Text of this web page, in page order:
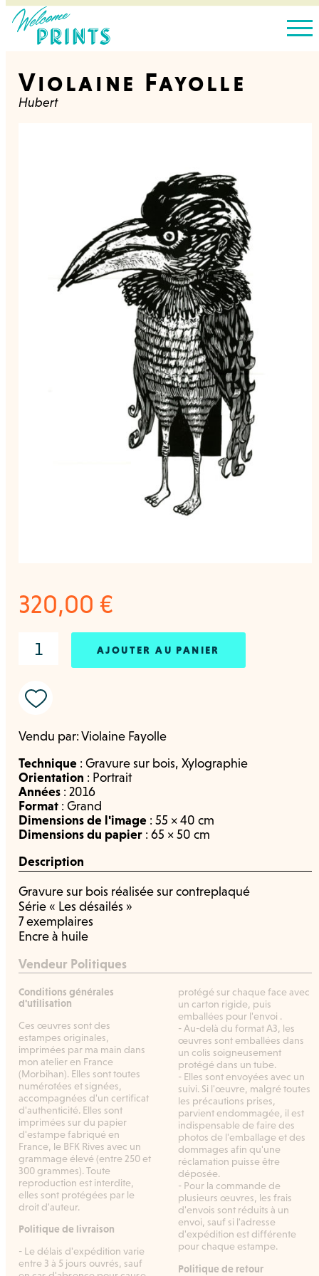
Violaine Fayolle
Hubert
320,00 €
AJOUTER AU PANIER
Vendu par: Violaine Fayolle
Années : 2016
Format : Grand
Technique : Gravure sur bois, Xylographie
Orientation : Portrait
Dimensions de l'image : 55 × 40 cm
Dimensions du papier : 65 × 50 cm
Description
Gravure sur bois réalisée sur contreplaqué
Série « Les désailés »
7 exemplaires
Encre à huile
Vendeur Politiques
Conditions générales
d'utilisation
Ces œuvres sont des
estampes originales,
imprimées par ma main dans
mon atelier en France
(Morbihan). Elles sont toutes
numérotées et signées,
accompagnées d'un certificat
d'authenticité. Elles sont
imprimées sur du papier
d'estampe fabriqué en
France, le BFK Rives avec un
grammage élevé (entre 250 et
300 grammes). Toute
reproduction est interdite,
elles sont protégées par le
droit d'auteur.
Politique de livraison
- Le délais d'expédition varie
entre 3 à 5 jours ouvrés, sauf
protégé sur chaque face avec
un carton rigide, puis
emballées pour l'envoi .
- Au-delà du format A3, les
œuvres sont emballées dans
un colis soigneusement
protégé dans un tube.
- Elles sont envoyées avec un
suivi. Si l'œuvre, malgré toutes
les précautions prises,
parvient endommagée, il est
indispensable de faire des
photos de l'emballage et des
dommages afin qu'une
réclamation puisse être
déposée.
- Pour la commande de
plusieurs œuvres, les frais
d'envois sont réduits à un
envoi, sauf si l'adresse
d'expédition est différente
pour chaque estampe.
Politique de retour